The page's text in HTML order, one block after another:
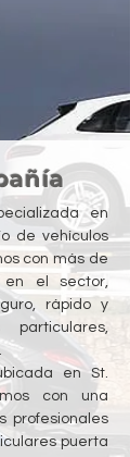
en
de vehículos
con más de
el sector,
rápido y
en St.
con una
profesionales
puerta